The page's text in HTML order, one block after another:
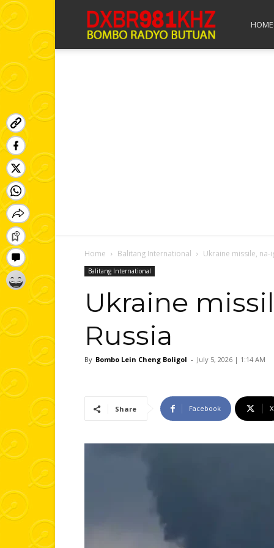
Bombo HOME
Home Balitang International Ukraine missile, na-
Balitang International
Ukraine
Russia
By Bombo Lein Cheng Boligol - July 5, 2026 | 1:14 AM
Share Facebook X